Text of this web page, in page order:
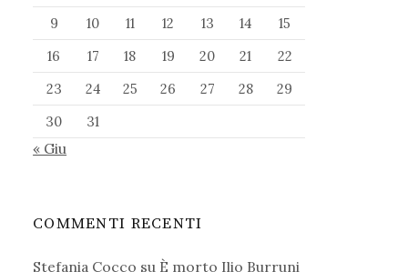
9
10 11 12 13 14
15
16
17 18 19 20 21
22
23
24 25 26 27 28
29
30
31
« Giu
COMMENTI RECENTI
Stefania Cocco su È morto Ilio Burruni